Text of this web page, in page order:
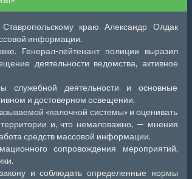
краю Александр Олдак
информации.
Генерал-лейтенант полиции выразил
деятельности ведомства, активное
служебной деятельности и основные
и достоверном освещении.
«палочной системы» и оценивать
и, что немаловажно, — мнения
средств массовой информации.
сопровождения мероприятий,
и соблюдать определенные нормы